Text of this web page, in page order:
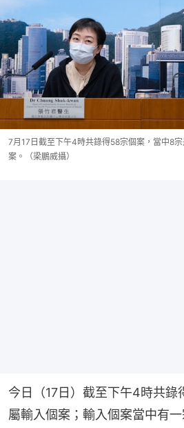
7月17日截至下午4時共錄得58宗個案，當中8
案。（梁鵬威攝）
今日（17日）截至下午4時共
屬輸入個案；輸入個案當中有